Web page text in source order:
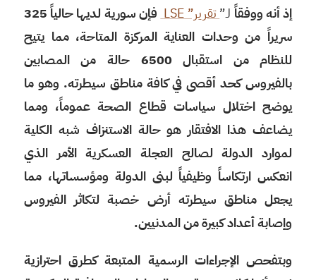
إذ أنه ووفقاً لـ”تقرير” LSE
فإن سورية لديها حالياً 325
سريراً من وحدات العناية المركزة المتاحة، مما يتيح
للنظام من استقبال 6500 حالة من المصابين
بالفيروس كحد أقصى في كافة مناطق سيطرته. وهو ما
يوضح اختلال سياسات قطاع الصحة عموماً، ومما
يضاعف هذا الافتقار هو حالة الاستنزاف شبه الكلية
لموارد الدولة لصالح العجلة العسكرية الأمر الذي
انعكس ارتكاساً وظيفياً لبنى الدولة ومؤسساتها، مما
يجعل مناطق سيطرته أرض خصبة لتكاثر الفيروس
وإصابة أعداد كبيرة من المدنيين.
وبتفحص الإجراءات الرسمية المتبعة كطرق احترازية